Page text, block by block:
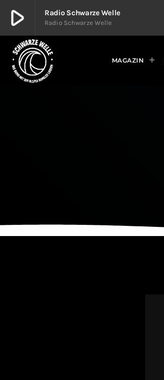
play_arrow Radio Schwarze Welle
Radio Schwarze Welle
play_arrow Radio Schwarze Welle
Radio Schwarze Welle MAGAZIN